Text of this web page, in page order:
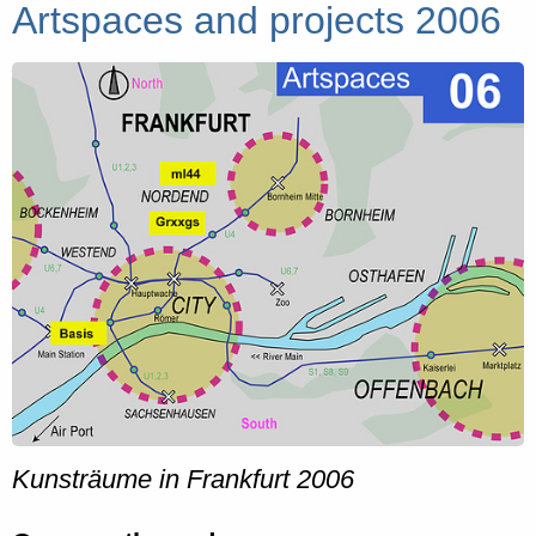
Artspaces and projects 2006
Kunsträume in Frankfurt 2006